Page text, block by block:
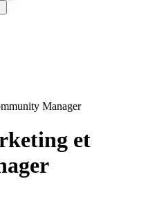
Manager
et